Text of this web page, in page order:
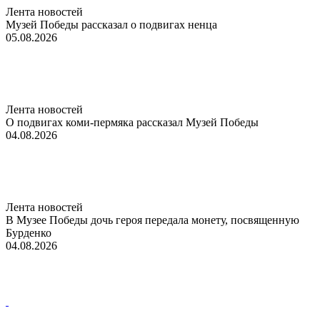
Лента новостей
Музей Победы рассказал о подвигах ненца
05.08.2026
Лента новостей
О подвигах коми-пермяка рассказал Музей Победы
04.08.2026
Лента новостей
В Музее Победы дочь героя передала монету, посвященную
Бурденко
04.08.2026